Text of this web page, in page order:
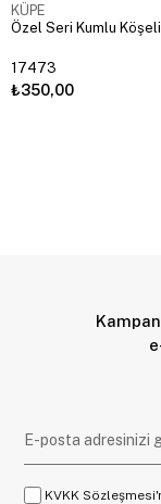
KÜPE
Özel Seri Kumlu
17473
₺350,00
KVKK